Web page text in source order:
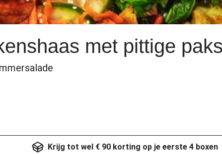
met pittige
Krijg tot wel € 90 korting op je eerste 4 boxen